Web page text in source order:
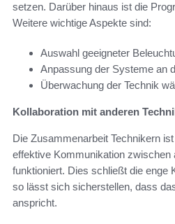
setzen. Darüber hinaus ist die
Weitere wichtige Aspekte sind:
Auswahl geeigneter
Anpassung der Systeme an
Überwachung der Technik
Kollaboration mit anderen
Die Zusammenarbeit Technikern
effektive Kommunikation zwischen
funktioniert. Dies schließt die enge
so lässt sich sicherstellen, dass
anspricht.